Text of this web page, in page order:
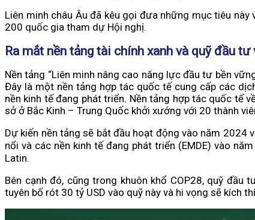
Liên minh châu Âu đã kêu gọi đưa những mục tiêu
200 quốc gia tham dự Hội nghị.
Ra mắt nền tảng tài chính xanh và quỹ đầu tư
Nền tảng “Liên minh nâng cao năng lực đầu tư bền
Đây là một nền tảng hợp tác quốc tế cung cấp các
nền kinh tế đang phát triển. Nền tảng hợp tác quốc tế
sở ở Bắc Kinh – Trung Quốc khởi xướng với 20 thành
Dự kiến nền tảng sẽ bắt đầu hoạt động vào năm
nổi và các nền kinh tế đang phát triển (EMDE) vào
Latin.
Bên cạnh đó, cũng trong khuôn khổ COP28, quỹ
tuyên bố rót 30 tỷ USD vào quỹ này và hi vọng sẽ kích